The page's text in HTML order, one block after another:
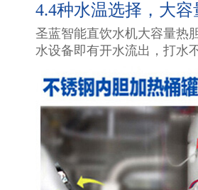
4.4种水温选择，大
圣蓝智能直饮水机大容量热
水设备即有开水流出，打水